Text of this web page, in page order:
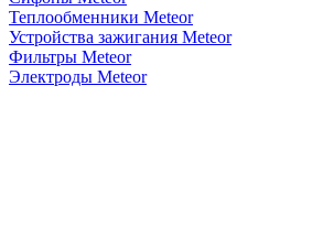
Теплообменники Meteor
Устройства зажигания Meteor
Фильтры Meteor
Электроды Meteor